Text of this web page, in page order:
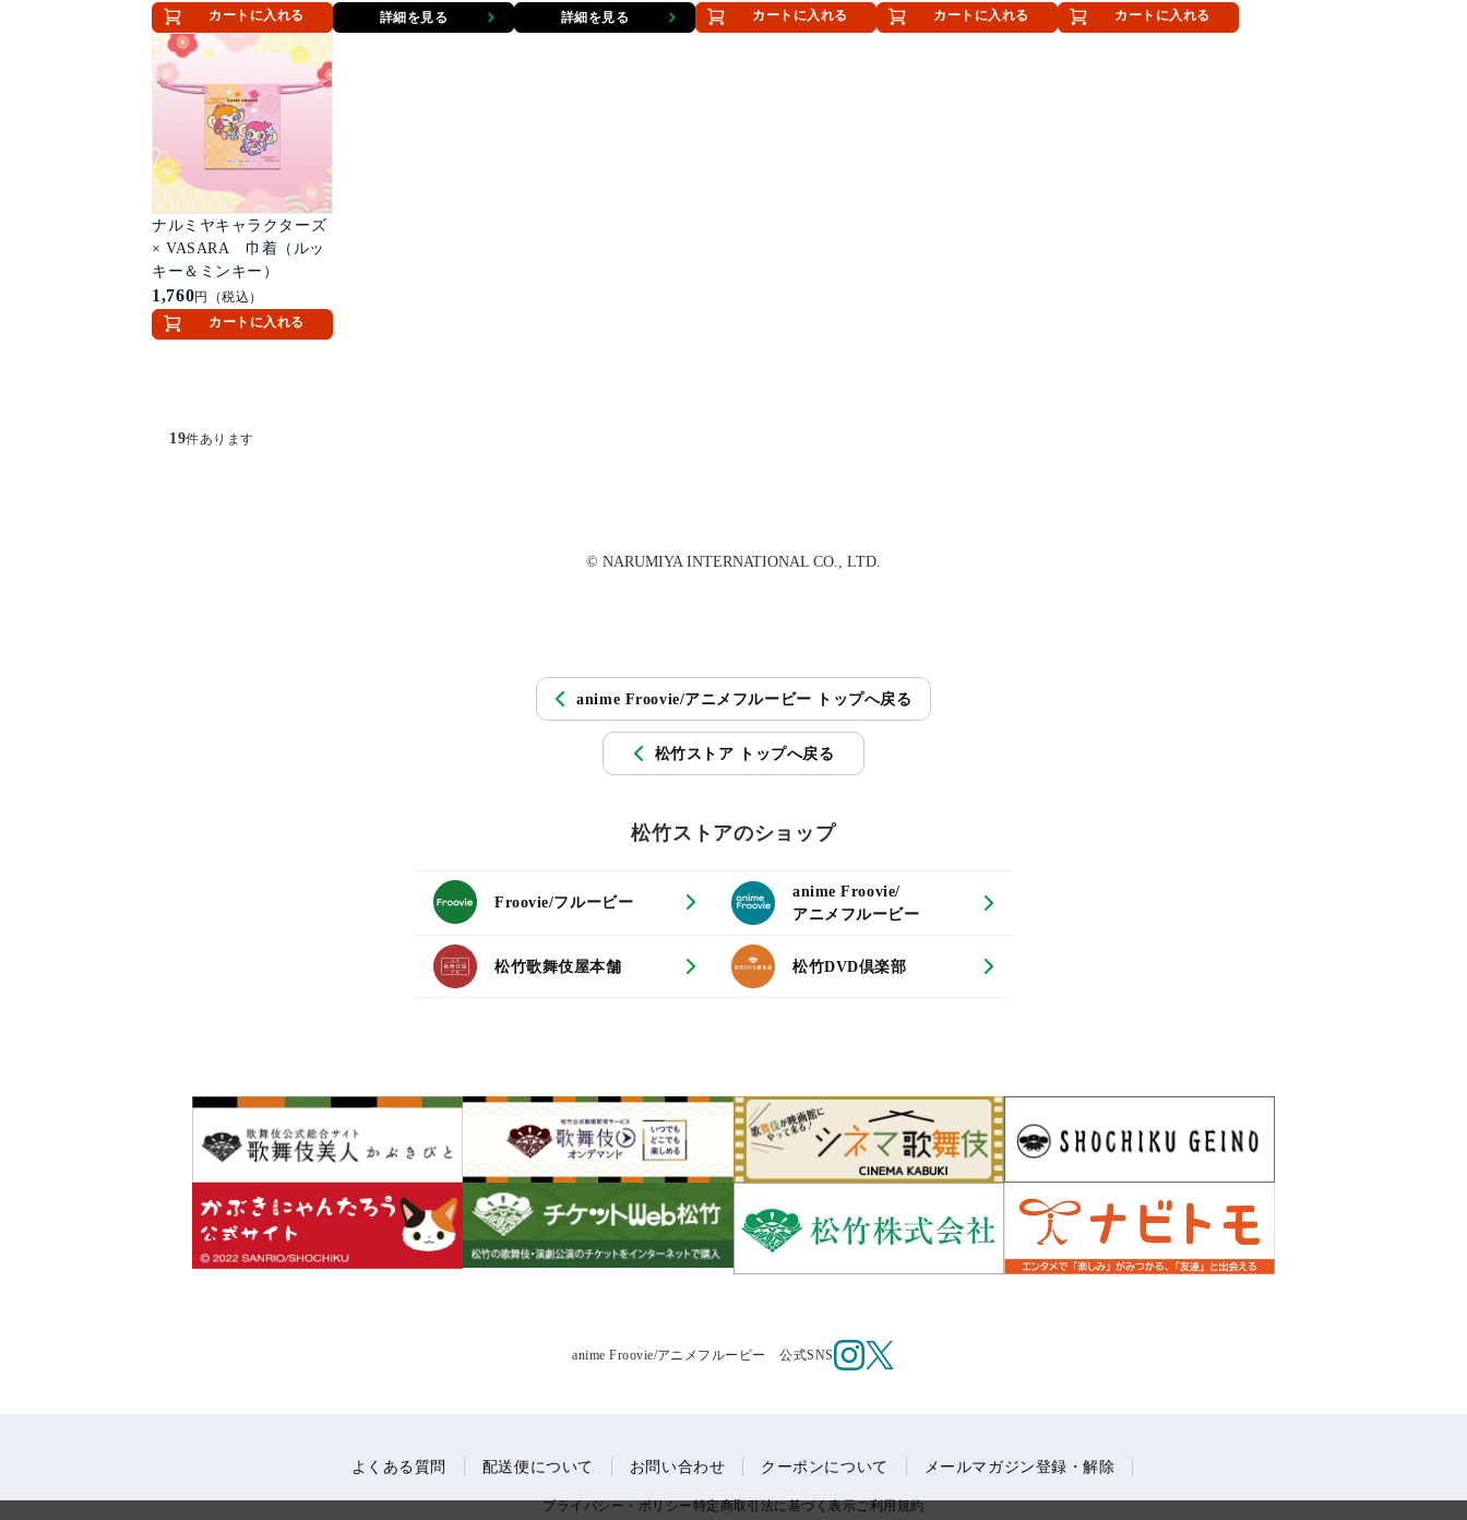
カートに入れる
詳細を見る
詳細を見る
カートに入れる
カートに入れる
カートに入れる
ナルミヤキャラクターズ
× VASARA 巾着（ルッ
キー＆ミンキー）
1,760円（税込）
カートに入れる
19件あります
© NARUMIYA INTERNATIONAL CO., LTD.
anime Froovie/アニメフルービー トップへ戻る
松竹ストア トップへ戻る
松竹ストアのショップ
Froovie/フルービー
anime Froovie/
アニメフルービー
松竹歌舞伎屋本舗 松竹DVD倶楽部
anime Froovie/アニメフルービー 公式SNS
よくある質問 配送便について お問い合わせ クーポンについて メールマガジン登録・解除
プライバシー・ポリシー特定商取引法に基づく表示ご利用規約